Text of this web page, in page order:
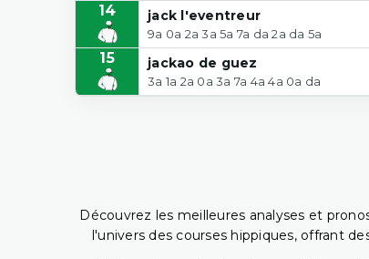
14 jack l'eventreur
9a 0a 2a 3a 5a 7a da 2a da 5a
15 jackao de guez
3a 1a 2a 0a 3a 7a 4a 4a 0a da
Découvrez les meilleures analyses et
l'univers des courses hippiques, offrant